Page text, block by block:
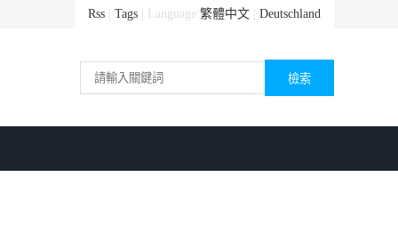
Rss Tags | Language: 繁體中文 Deutschland